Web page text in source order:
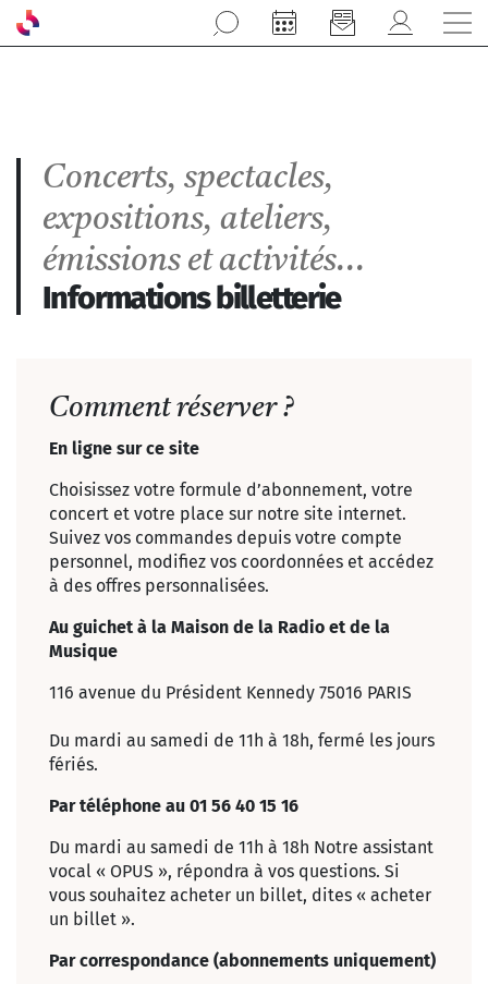
Aller au contenu principal
Concerts, spectacles,
expositions, ateliers,
émissions et activités...
Informations billetterie
Comment réserver ?
En ligne sur ce site
Choisissez votre formule d’abonnement, votre
concert et votre place sur notre site internet.
Suivez vos commandes depuis votre compte
personnel, modifiez vos coordonnées et accédez
à des offres personnalisées.
Au guichet à la Maison de la Radio et de la
Musique
116 avenue du Président Kennedy 75016 PARIS
Du mardi au samedi de 11h à 18h, fermé les jours
fériés.
Par téléphone au 01 56 40 15 16
Du mardi au samedi de 11h à 18h Notre assistant
vocal « OPUS », répondra à vos questions. Si
vous souhaitez acheter un billet, dites « acheter
un billet ».
Par correspondance (abonnements uniquement)